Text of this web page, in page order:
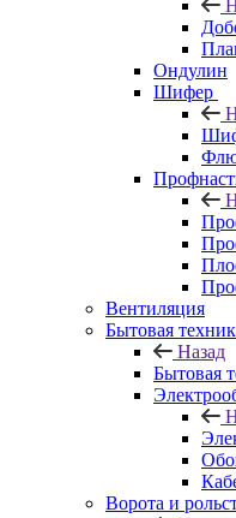
Ондулин
Шифер
Вентиляция
Бытовая
Назад
Бытовая
Ворота и